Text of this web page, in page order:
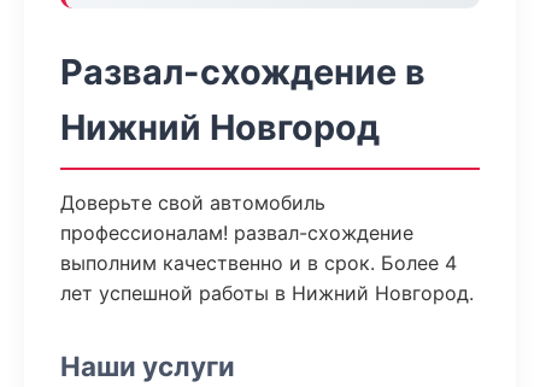
Развал-схождение в
Нижний Новгород
Доверьте свой автомобиль
профессионалам! развал-схождение
выполним качественно и в срок. Более 4
лет успешной работы в Нижний Новгород.
Наши услуги